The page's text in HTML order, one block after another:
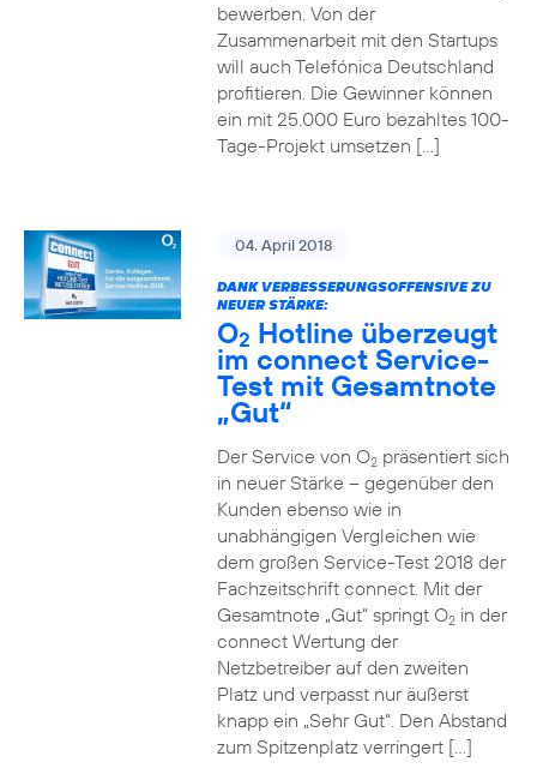
bewerben. Von der
Zusammenarbeit mit den Startups
will auch Telefónica Deutschland
profitieren. Die Gewinner können
ein mit 25.000 Euro bezahltes 100-
Tage-Projekt umsetzen […]
04. April 2018
DANK VERBESSERUNGSOFFENSIVE ZU
NEUER STÄRKE:
O2 Hotline überzeugt
im connect Service-
Test mit Gesamtnote
„Gut“
Der Service von O2präsentiert sich
in neuer Stärke – gegenüber den
Kunden ebenso wie in
unabhängigen Vergleichen wie
dem großen Service-Test 2018 der
Fachzeitschrift connect. Mit der
Gesamtnote „Gut“ springt O2in der
connect Wertung der
Netzbetreiber auf den zweiten
Platz und verpasst nur äußerst
knapp ein „Sehr Gut“. Den Abstand
zum Spitzenplatz verringert […]